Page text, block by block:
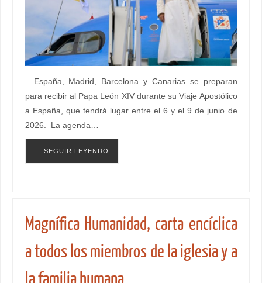
España, Madrid, Barcelona y Canarias se preparan
para recibir al Papa León XIV durante su Viaje Apostólico
a España, que tendrá lugar entre el 6 y el 9 de junio de
2026. La agenda…
SEGUIR LEYENDO
Magnífica Humanidad, carta encíclica
a todos los miembros de la iglesia y a
la familia humana